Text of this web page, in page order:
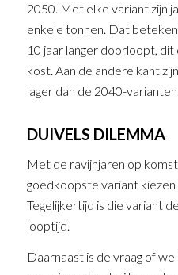
2050. Met elke variant zijn
enkele tonnen. Dat
10 jaar langer doorloopt,
kost. Aan de andere kant
lager dan de 2040-varianten.
DUIVELS DILEMMA
Met de ravijnjaren op
goedkoopste variant kiezen
Tegelijkertijd is die variant
looptijd.
Daarnaast is de vraag of